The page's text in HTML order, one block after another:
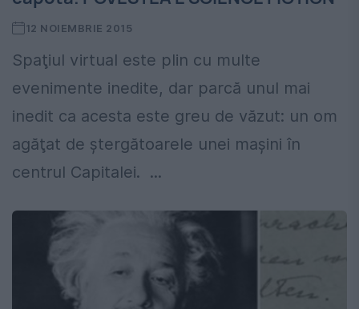
12 NOIEMBRIE 2015
Spaţiul virtual este plin cu multe
evenimente inedite, dar parcă unul mai
inedit ca acesta este greu de văzut: un om
agăţat de ştergătoarele unei maşini în
centrul Capitalei. ...